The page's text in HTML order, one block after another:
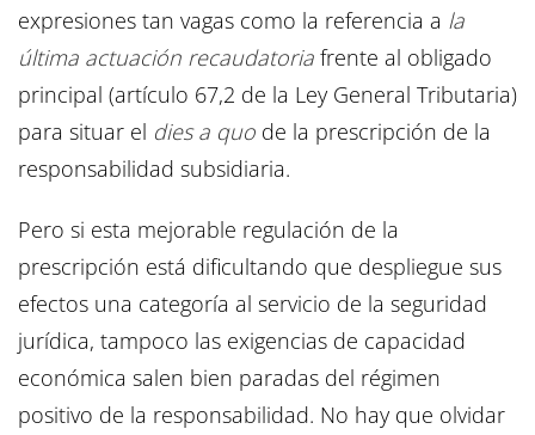
expresiones tan vagas como la referencia a la
última actuación recaudatoria frente al obligado
principal (artículo 67,2 de la Ley General Tributaria)
para situar el dies a quo de la prescripción de la
responsabilidad subsidiaria.
Pero si esta mejorable regulación de la
prescripción está dificultando que despliegue sus
efectos una categoría al servicio de la seguridad
jurídica, tampoco las exigencias de capacidad
económica salen bien paradas del régimen
positivo de la responsabilidad. No hay que olvidar